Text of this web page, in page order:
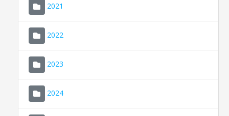
2021
2022
2023
2024